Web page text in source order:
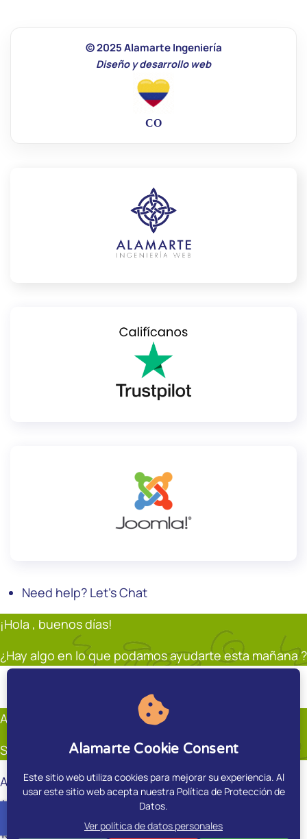
© 2025 Alamarte Ingeniería
Diseño y desarrollo web
CO
Need help? Let's Chat
¡Hola , buenos días!
¿Hay algo en lo que podamos ayudarte esta mañana ?
Andrés Restrepo
Soporte
Andrés Restrepo
¿Hay algo en que pueda ayudarte?.
15:00
Alamarte Cookie Consent
Este sitio web utiliza cookies para mejorar su experiencia. Al
usar este sitio web acepta nuestra Política de Protección de
Datos.
Ver política de datos personales